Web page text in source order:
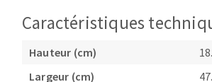
Caractéristiques
Hauteur (cm)
Largeur (cm)